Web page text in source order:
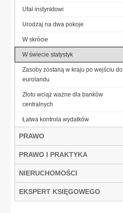
Ufał instynktowi
Urodzaj na dwa pokoje
W skrócie
W świecie statystyk
Zasoby zostaną w kraju po wejściu do
eurolandu
Złoto wciąż ważne dla banków
centralnych
Łatwa kontrola wydatków
PRAWO
PRAWO I PRAKTYKA
NIERUCHOMOŚCI
EKSPERT KSIĘGOWEGO